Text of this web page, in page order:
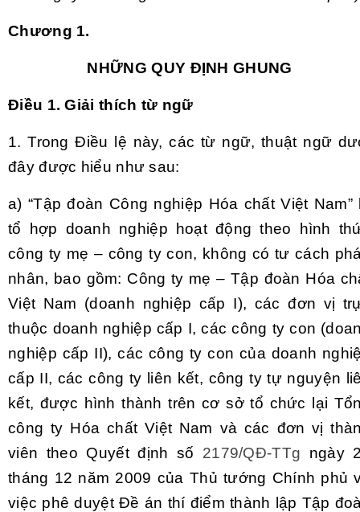
Chương 1.
NHỮNG QUY ĐỊNH GHUNG
Điều 1. Giải thích từ ngữ
1.Trong Điều lệ này, các từ ngữ, thuật ngữ d
đây được hiểu như sau:
a) “Tập đoàn Công nghiệp Hóa chất Việt Nam”
tổ hợp doanh nghiệp hoạt động theo hình
công ty mẹ – công ty con, không có tư cách
nhân, bao gồm: Công ty mẹ – Tập đoàn Hóa
Việt Nam (doanh nghiệp cấp I), các đơn vị
thuộc doanh nghiệp cấp I, các công ty con
nghiệp cấp II), các công ty con của doanh
cấp II, các công ty liên kết, công ty tự nguyện
kết, được hình thành trên cơ sở tổ chức lại
công ty Hóa chất Việt Nam và các đơn vị
viên theo Quyết định số 2179/QĐ-TTg ngày
tháng 12 năm 2009 của Thủ tướng Chính phủ
việc phê duyệt Đề án thí điểm thành lập Tập